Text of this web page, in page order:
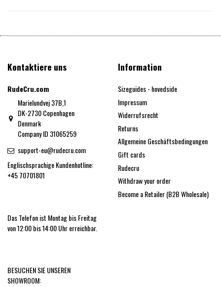
Kontaktiere uns
RudeCru.com
Marielundvej 37B,1
DK-2730 Copenhagen
Denmark
Company ID 31065259
support-eu@rudecru.com
Englischsprachige Kundenhotline:
+45 70701801
Das Telefon ist Montag bis Freitag
von 12:00 bis 14:00 Uhr erreichbar.
BESUCHEN SIE UNSEREN
SHOWROOM:
Information
Sizeguides - hovedside
Impressum
Widerrufsrecht
Returns
Allgemeine Geschäftsbedingungen
Gift cards
Rudecru
Withdraw your order
Become a Retailer (B2B Wholesale)